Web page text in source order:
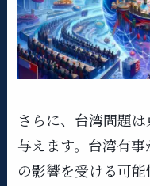
さらに、台湾問題
与えます。台湾有
の影響を受ける可